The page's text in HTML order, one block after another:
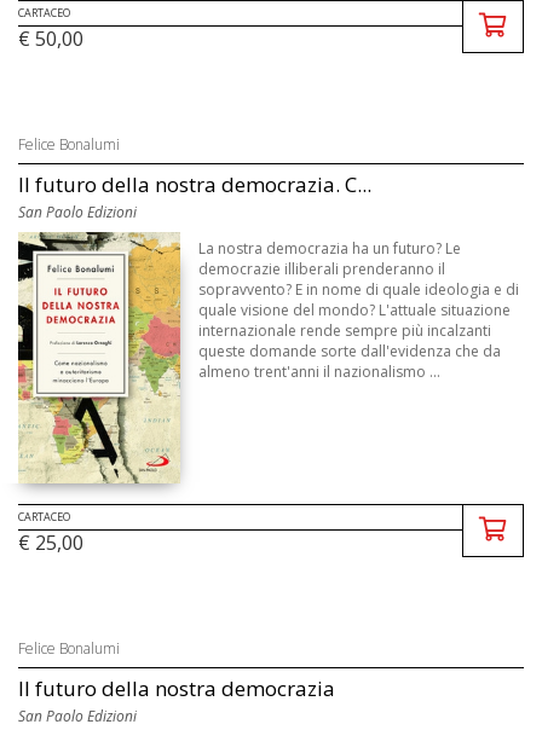
CARTACEO
€ 50,00
Felice Bonalumi
Il futuro della nostra democrazia. C...
San Paolo Edizioni
La nostra democrazia ha un futuro? Le
democrazie illiberali prenderanno il
sopravvento? E in nome di quale ideologia e di
quale visione del mondo? L'attuale situazione
internazionale rende sempre più incalzanti
queste domande sorte dall'evidenza che da
almeno trent'anni il nazionalismo ...
CARTACEO
€ 25,00
Felice Bonalumi
Il futuro della nostra democrazia
San Paolo Edizioni